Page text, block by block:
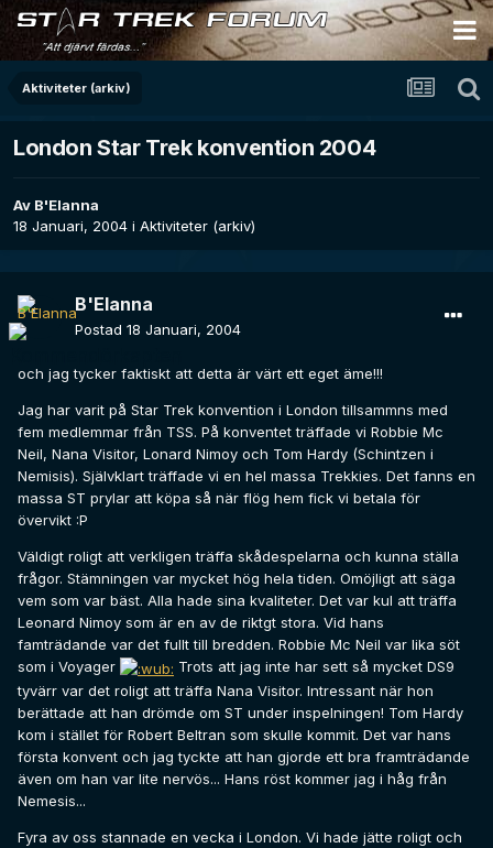
Aktiviteter (arkiv)
London Star Trek konvention 2004
Av B'Elanna
18 Januari, 2004 i Aktiviteter (arkiv)
B'Elanna
Postad 18 Januari, 2004
och jag tycker faktiskt att detta är värt ett eget äme!!!
Jag har varit på Star Trek konvention i London tillsammns med
fem medlemmar från TSS. På konventet träffade vi Robbie Mc
Neil, Nana Visitor, Lonard Nimoy och Tom Hardy (Schintzen i
Nemisis). Självklart träffade vi en hel massa Trekkies. Det fanns en
massa ST prylar att köpa så när flög hem fick vi betala för
övervikt :P
Väldigt roligt att verkligen träffa skådespelarna och kunna ställa
frågor. Stämningen var mycket hög hela tiden. Omöjligt att säga
vem som var bäst. Alla hade sina kvaliteter. Det var kul att träffa
Leonard Nimoy som är en av de riktgt stora. Vid hans
famträdande var det fullt till bredden. Robbie Mc Neil var lika söt
som i Voyager
Trots att jag inte har sett så mycket DS9
tyvärr var det roligt att träffa Nana Visitor. Intressant när hon
berättade att han drömde om ST under inspelningen! Tom Hardy
kom i stället för Robert Beltran som skulle kommit. Det var hans
första konvent och jag tyckte att han gjorde ett bra framträdande
även om han var lite nervös... Hans röst kommer jag i håg från
Nemesis...
Fyra av oss stannade en vecka i London. Vi hade jätte roligt och